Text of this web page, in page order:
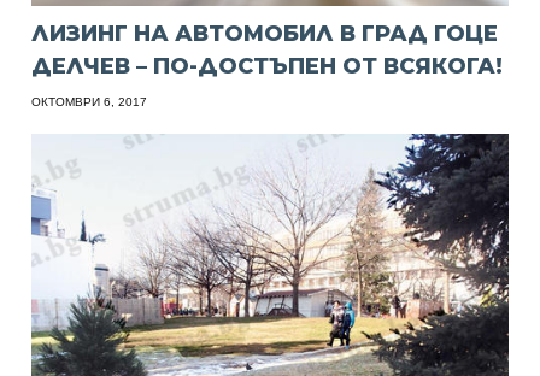
ЛИЗИНГ НА АВТОМОБИЛ В ГРАД ГОЦЕ
ДЕЛЧЕВ – ПО-ДОСТЪПЕН ОТ ВСЯКОГА!
ОКТОМВРИ 6, 2017